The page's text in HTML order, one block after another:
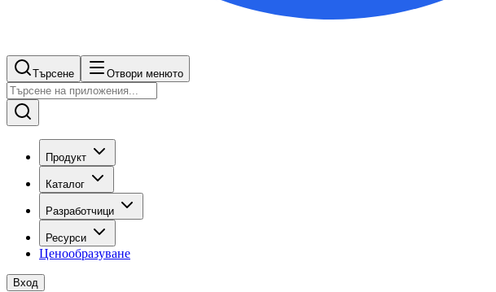
Търсене Отвори менюто
Продукт
Каталог
Разработчици
Ресурси
Ценообразуване
Вход